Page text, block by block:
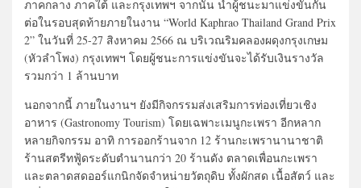
ภาคกลาง ภาคใต้ และกรุงเทพฯ จากนั้น นำผู้ชนะมาแข่งขันกัน
ต่อในรอบสุดท้ายภายในงาน “World Kaphrao Thailand Grand Prix
2” ในวันที่ 25-27 สิงหาคม 2566 ณ บริเวณริมคลองผดุงกรุงเกษม
(หัวลำโพง) กรุงเทพฯ โดยผู้ชนะการแข่งขันจะได้รับเงินรางวัล
รวมกว่า 1 ล้านบาท
นอกจากนี้ ภายในงานฯ ยังมีกิจกรรมส่งเสริมการท่องเที่ยวเชิง
อาหาร (Gastronomy Tourism) โดยเฉพาะเมนูกะเพรา อีกหลาก
หลายกิจกรรม อาทิ การออกร้านจาก 12 ร้านกะเพรานานาชาติ
ร้านสตรีทฟู้ดระดับตำนานกว่า 20 ร้านดัง ตลาดเพื่อนกะเพรา
และตลาดสดออร์แกนิกจัดจำหน่ายวัตถุดิบ ทั้งผักสด เนื้อสัตว์ และ